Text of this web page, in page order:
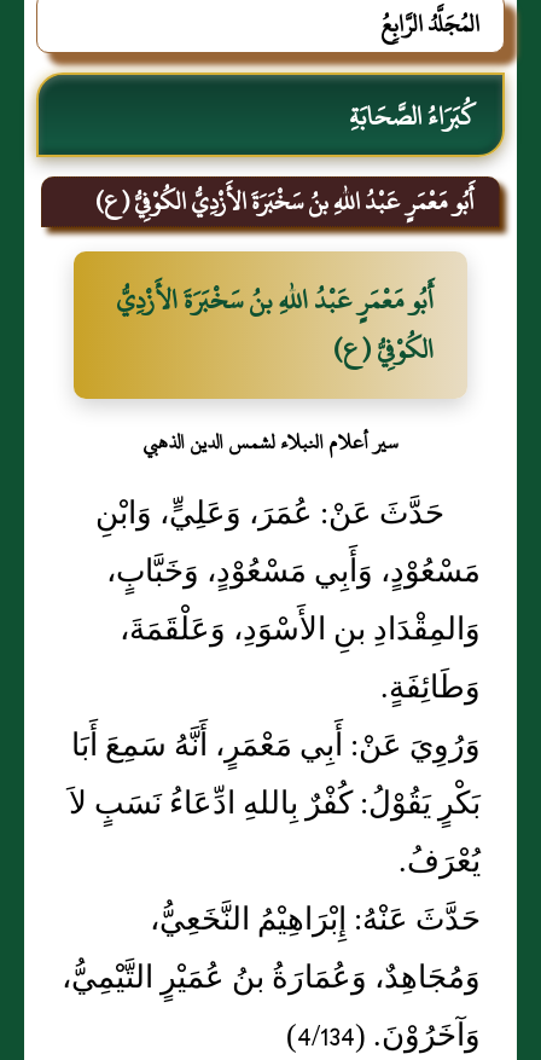
المُجَلَّدُ الرَّابِعُ
كُبَرَاءُ الصَّحَابَةِ
أَبُو مَعْمَرٍ عَبْدُ اللهِ بنُ سَخْبَرَةَ الأَزْدِيُّ الكُوْفِيُّ (ع)
أَبُو مَعْمَرٍ عَبْدُ اللهِ بنُ سَخْبَرَةَ الأَزْدِيُّ
الكُوْفِيُّ (ع)
سير أعلام النبلاء لشمس الدين الذهبي
حَدَّثَ عَنْ: عُمَرَ، وَعَلِيٍّ، وَابْنِ
مَسْعُوْدٍ، وَأَبِي مَسْعُوْدٍ، وَخَبَّابٍ،
وَالمِقْدَادِ بنِ الأَسْوَدِ، وَعَلْقَمَةَ،
وَطَائِفَةٍ.
وَرُوِيَ عَنْ: أَبِي مَعْمَرٍ، أَنَّهُ سَمِعَ أَبَا
بَكْرٍ يَقُوْلُ: كُفْرٌ بِاللهِ ادِّعَاءُ نَسَبٍ لاَ
يُعْرَفُ.
حَدَّثَ عَنْهُ: إِبْرَاهِيْمُ النَّخَعِيُّ،
وَمُجَاهِدٌ، وَعُمَارَةُ بنُ عُمَيْرٍ التَّيْمِيُّ،
وَآخَرُوْنَ. (4/134)